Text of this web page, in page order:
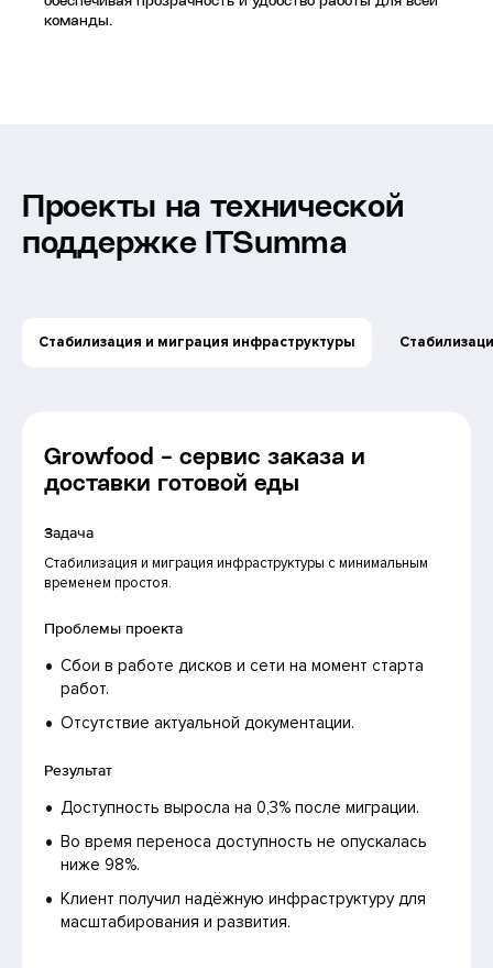
команды.
Проекты на технической
поддержке ITSumma
Стабилизация и миграция инфраструктуры
Growfood - сервис заказа и
доставки готовой еды
Задача
Стабилизация и миграция инфраструктуры с минимальным
временем простоя.
Проблемы проекта
Сбои в работе дисков и сети на момент старта
работ.
Отсутствие актуальной документации.
Результат
Доступность выросла на 0,3% после миграции.
Во время переноса доступность не опускалась
ниже 98%.
Клиент получил надёжную инфраструктуру для
масштабирования и развития.